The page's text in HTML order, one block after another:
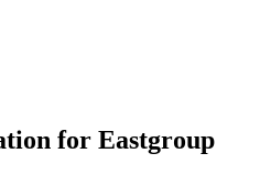
for Eastgroup